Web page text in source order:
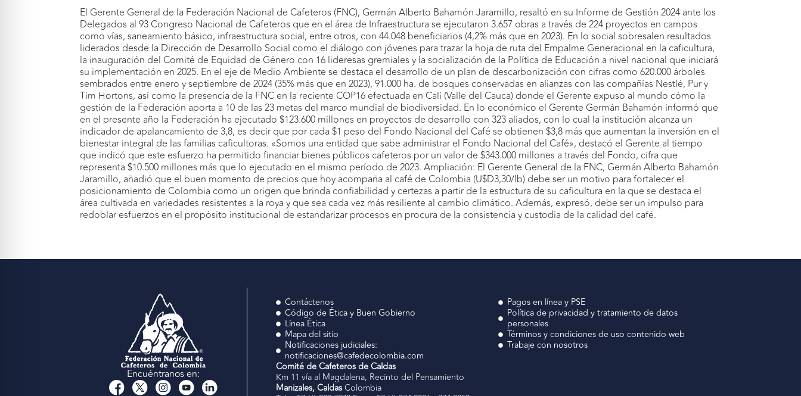
El Gerente General de la Federación Nacional de Cafeteros (FNC), Germán Alberto Bahamón Jaramillo, resaltó en su Informe de Gestión 2024 ante los
Delegados al 93 Congreso Nacional de Cafeteros que en el área de Infraestructura se ejecutaron 3.657 obras a través de 224 proyectos en campos
como vías, saneamiento básico, infraestructura social, entre otros, con 44.048 beneficiarios (4,2% más que en 2023). En lo social sobresalen resultados
liderados desde la Dirección de Desarrollo Social como el diálogo con jóvenes para trazar la hoja de ruta del Empalme Generacional en la caficultura,
la inauguración del Comité de Equidad de Género con 16 lideresas gremiales y la socialización de la Política de Educación a nivel nacional que iniciará
su implementación en 2025. En el eje de Medio Ambiente se destaca el desarrollo de un plan de descarbonización con cifras como 620.000 árboles
sembrados entre enero y septiembre de 2024 (35% más que en 2023), 91.000 ha. de bosques conservadas en alianzas con las compañías Nestlé, Pur y
Tim Hortons, así como la presencia de la FNC en la reciente COP16 efectuada en Cali (Valle del Cauca) donde el Gerente expuso al mundo cómo la
gestión de la Federación aporta a 10 de las 23 metas del marco mundial de biodiversidad. En lo económico el Gerente Germán Bahamón informó que
en el presente año la Federación ha ejecutado $123.600 millones en proyectos de desarrollo con 323 aliados, con lo cual la institución alcanza un
indicador de apalancamiento de 3,8, es decir que por cada $1 peso del Fondo Nacional del Café se obtienen $3,8 más que aumentan la inversión en el
bienestar integral de las familias caficultoras. «Somos una entidad que sabe administrar el Fondo Nacional del Café», destacó el Gerente al tiempo
que indicó que este esfuerzo ha permitido financiar bienes públicos cafeteros por un valor de $343.000 millones a través del Fondo, cifra que
representa $10.500 millones más que lo ejecutado en el mismo período de 2023. Ampliación: El Gerente General de la FNC, Germán Alberto Bahamón
Jaramillo, añadió que el buen momento de precios que hoy acompaña al café de Colombia (U$D3,30/lb) debe ser un motivo para fortalecer el
posicionamiento de Colombia como un origen que brinda confiabilidad y certezas a partir de la estructura de su caficultura en la que se destaca el
área cultivada en variedades resistentes a la roya y que sea cada vez más resiliente al cambio climático. Además, expresó, debe ser un impulso para
redoblar esfuerzos en el propósito institucional de estandarizar procesos en procura de la consistencia y custodia de la calidad del café.
Encuéntranos en:
Contáctenos
Código de Ética y Buen Gobierno
Línea Ética
Mapa del sitio
Notificaciones judiciales:
notificaciones@cafedecolombia.com
Pagos en línea y PSE
Política de privacidad y tratamiento de datos
personales
Términos y condiciones de uso contenido web
Trabaje con nosotros
Comité de Cafeteros de Caldas
Km 11 vía al Magdalena, Recinto del Pensamiento
Manizales, CaldasColombia